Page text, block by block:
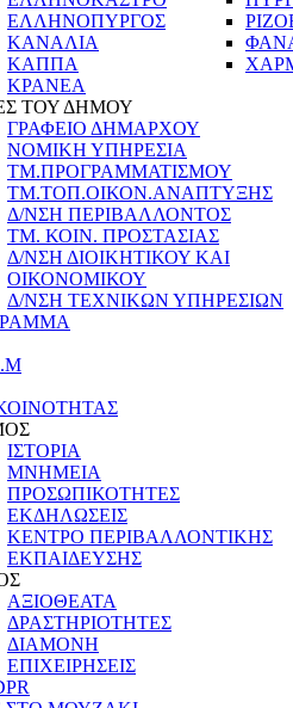
ΕΛΛΗΝΟΠΥΡΓΟΣ
ΚΑΝΑΛΙΑ
ΚΑΠΠΑ
ΚΡΑΝΕΑ
ΤΟΥ ΔΗΜΟΥ
ΓΡΑΦΕΙΟ ΔΗΜΑΡΧΟΥ
ΝΟΜΙΚΗ ΥΠΗΡΕΣΙΑ
ΤΜ.ΠΡΟΓΡΑΜΜΑΤΙΣΜΟΥ
ΤΜ.ΤΟΠ.ΟΙΚΟΝ.ΑΝΑΠΤΥΞΗΣ
Δ/ΝΣΗ ΠΕΡΙΒΑΛΛΟΝΤΟΣ
ΤΜ. ΚΟΙΝ. ΠΡΟΣΤΑΣΙΑΣ
Δ/ΝΣΗ ΔΙΟΙΚΗΤΙΚΟΥ ΚΑΙ
ΟΙΚΟΝΟΜΙΚΟΥ
Δ/ΝΣΗ ΤΕΧΝΙΚΩΝ ΥΠΗΡΕΣΙΩΝ
ΙΣΤΟΡΙΑ
ΜΝΗΜΕΙΑ
ΠΡΟΣΩΠΙΚΟΤΗΤΕΣ
ΕΚΔΗΛΩΣΕΙΣ
ΚΕΝΤΡΟ ΠΕΡΙΒΑΛΛΟΝΤΙΚΗΣ
ΕΚΠΑΙΔΕΥΣΗΣ
ΑΞΙΟΘΕΑΤΑ
ΔΡΑΣΤΗΡΙΟΤΗΤΕΣ
ΔΙΑΜΟΝΗ
ΕΠΙΧΕΙΡΗΣΕΙΣ